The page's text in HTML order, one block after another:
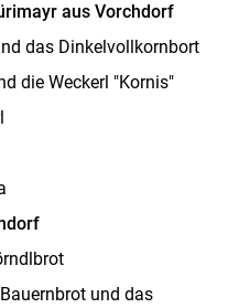
aus Vorchdorf
das Dinkelvollkornbort
die Weckerl "Kornis"
und das